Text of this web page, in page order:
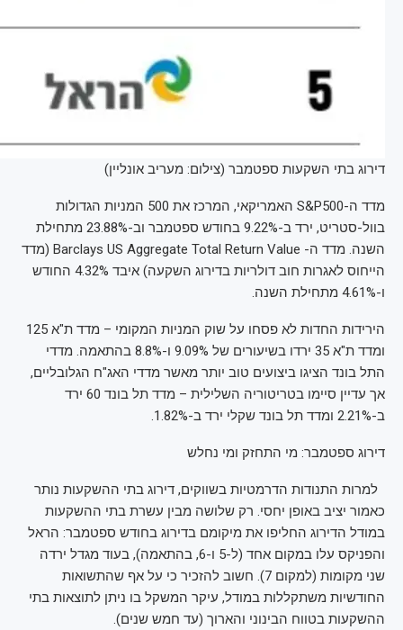
דירוג בתי השקעות ספטמבר (צילום: מעריב אונליין)
מדד ה-S&P500 האמריקאי, המרכז את 500 המניות הגדולות
בוול-סטריט, ירד ב-9.22% בחודש ספטמבר וב-23.88% מתחילת
השנה. מדד ה- Barclays US Aggregate Total Return Value (מדד
הייחוס לאגרות חוב דולריות בדירוג השקעה) איבד 4.32% החודש
ו-4.61% מתחילת השנה.
הירידות החדות לא פסחו על שוק המניות המקומי – מדד ת"א 125
ומדד ת"א 35 ירדו בשיעורים של 9.09% ו-8.8% בהתאמה. מדדי
התל בונד הציגו ביצועים טוב יותר מאשר מדדי האג"ח הגלובליים,
אך עדיין סיימו בטריטוריה השלילית – מדד תל בונד 60 ירד
ב-2.21% ומדד תל בונד שקלי ירד ב-1.82%.
דירוג ספטמבר: מי התחזק ומי נחלש
למרות התנודות הדרמטיות בשווקים, דירוג בתי ההשקעות נותר
כאמור יציב באופן יחסי. רק שלושה מבין עשרת בתי ההשקעות
במודל הדירוג החליפו את מיקומם בדירוג בחודש ספטמבר: הראל
והפניקס עלו במקום אחד (ל-5 ו-6, בהתאמה), בעוד מגדל ירדה
שני מקומות (למקום 7). חשוב להזכיר כי על אף שהתשואות
החודשיות משתקללות במודל, עיקר המשקל בו ניתן לתוצאות בתי
ההשקעות בטווח הבינוני והארוך (עד חמש שנים).